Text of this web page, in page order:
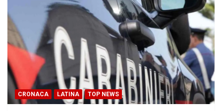
CRONACA LATINA TOP NEWS